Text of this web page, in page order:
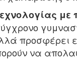
με
προσφέρει
να